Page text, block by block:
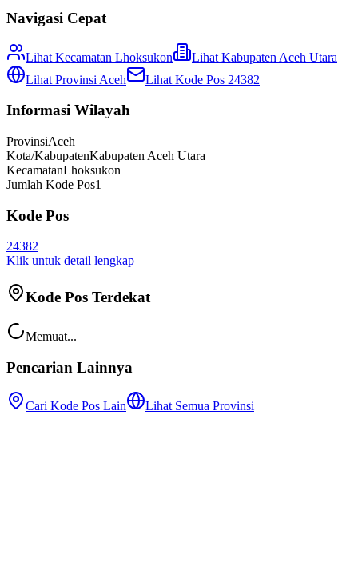
Navigasi Cepat
Lihat Kecamatan Lhoksukon Lihat Kabupaten Aceh Utara
Lihat Provinsi Aceh Lihat Kode Pos 24382
Informasi Wilayah
ProvinsiAceh
Kota/KabupatenKabupaten Aceh Utara
KecamatanLhoksukon
Jumlah Kode Pos1
Kode Pos
24382
Klik untuk detail lengkap
Kode Pos Terdekat
Memuat...
Pencarian Lainnya
Cari Kode Pos Lain Lihat Semua Provinsi